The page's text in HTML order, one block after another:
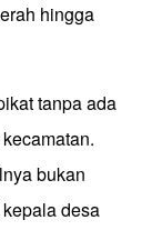
hingga
tanpa ada
bukan
desa